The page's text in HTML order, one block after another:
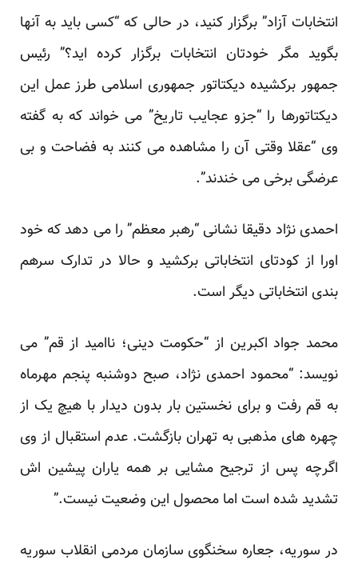
انتخابات آزاد” برگزار کنید، در حالی که “کسی باید به آنها
بگوید مگر خودتان انتخابات برگزار کرده اید؟” رئیس
جمهور برکشیده دیکتاتور جمهوری اسلامی طرز عمل این
دیکتاتورها را “جزو عجایب تاریخ” می خواند که به گفته
وی “عقلا وقتی آن را مشاهده می کنند به فضاحت و بی
عرضگی برخی می خندند”.
احمدی نژاد دقیقا نشانی “رهبر معظم” را می دهد که خود
اورا از کودتای انتخاباتی برکشید و حالا در تدارک سرهم
بندی انتخاباتی دیگر است.
محمد جواد اکبرین از “حکومت دینی؛ ناامید از قم” می
نویسد: “محمود احمدی نژاد، صبح دوشنبه پنجم مهرماه
به قم رفت و برای نخستین بار بدون دیدار با هیچ یک از
چهره های مذهبی به تهران بازگشت. عدم استقبال از وی
اگرچه پس از ترجیح مشایی بر همه یاران پیشین اش
تشدید شده است اما محصول این وضعیت نیست.”
در سوریه، جعاره سخنگوی سازمان مردمی انقلاب سوریه